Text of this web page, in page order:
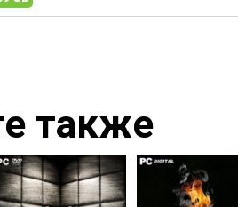
также